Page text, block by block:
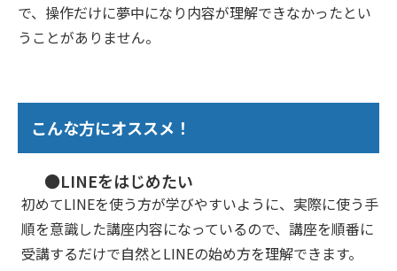
で、操作だけに夢中になり内容が理解できなかったとい
うことがありません。
こんな方にオススメ！
●LINEをはじめたい
初めてLINEを使う方が学びやすいように、実際に使う手
順を意識した講座内容になっているので、講座を順番に
受講するだけで自然とLINEの始め方を理解できます。